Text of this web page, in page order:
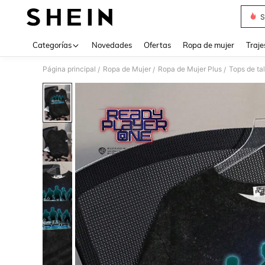
Categorías Novedades Ofertas Ropa de mujer
Página principal / Ropa de Mujer / Ropa de Mujer Plus / Tops de